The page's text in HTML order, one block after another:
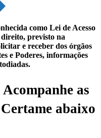
como Lei de Acesso
previsto na
e receber dos órgãos
e Poderes, informações
Acompanhe as
abaixo